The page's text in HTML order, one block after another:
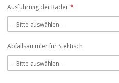
Ausführung der Räder
Abfallsammler für Stehtisch